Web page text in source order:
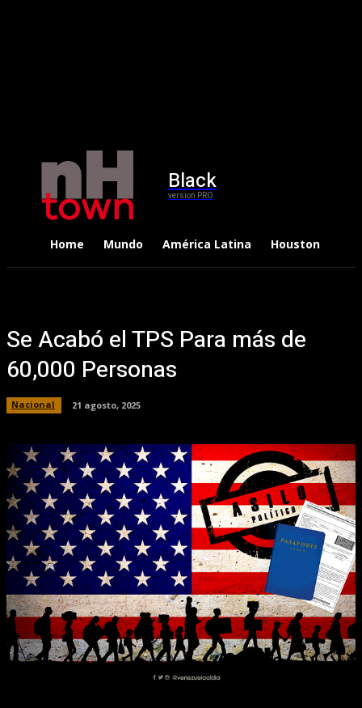
Black
version PRO
Home Mundo América Latina Houston
Se Acabó el TPS Para más de
60,000 Personas
Nacional 21 agosto, 2025
Pinterest